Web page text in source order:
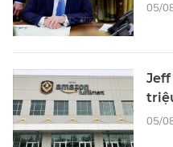
05/
Jeff
05/